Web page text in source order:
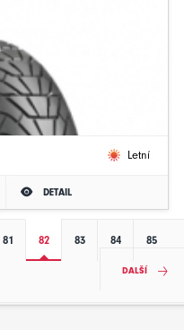
Letní
DETAIL
81 82 83 84 85
DALŠÍ